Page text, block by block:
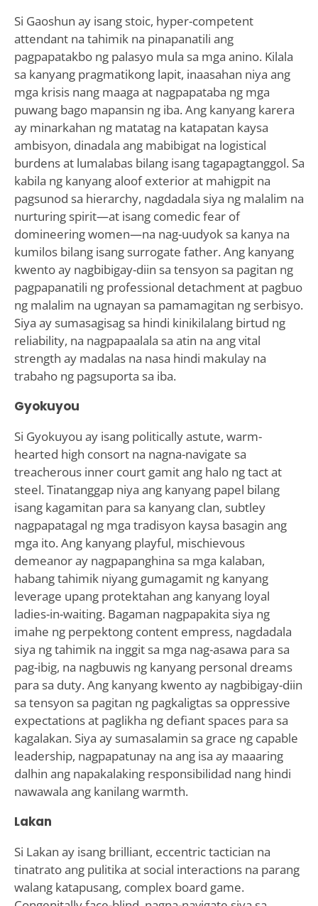
Si Gaoshun ay isang stoic, hyper-competent
attendant na tahimik na pinapanatili ang
pagpapatakbo ng palasyo mula sa mga anino. Kilala
sa kanyang pragmatikong lapit, inaasahan niya ang
mga krisis nang maaga at nagpapataba ng mga
puwang bago mapansin ng iba. Ang kanyang karera
ay minarkahan ng matatag na katapatan kaysa
ambisyon, dinadala ang mabibigat na logistical
burdens at lumalabas bilang isang tagapagtanggol. Sa
kabila ng kanyang aloof exterior at mahigpit na
pagsunod sa hierarchy, nagdadala siya ng malalim na
nurturing spirit—at isang comedic fear of
domineering women—na nag-uudyok sa kanya na
kumilos bilang isang surrogate father. Ang kanyang
kwento ay nagbibigay-diin sa tensyon sa pagitan ng
pagpapanatili ng professional detachment at pagbuo
ng malalim na ugnayan sa pamamagitan ng serbisyo.
Siya ay sumasagisag sa hindi kinikilalang birtud ng
reliability, na nagpapaalala sa atin na ang vital
strength ay madalas na nasa hindi makulay na
trabaho ng pagsuporta sa iba.
Gyokuyou
Si Gyokuyou ay isang politically astute, warm-
hearted high consort na nagna-navigate sa
treacherous inner court gamit ang halo ng tact at
steel. Tinatanggap niya ang kanyang papel bilang
isang kagamitan para sa kanyang clan, subtley
nagpapatagal ng mga tradisyon kaysa basagin ang
mga ito. Ang kanyang playful, mischievous
demeanor ay nagpapanghina sa mga kalaban,
habang tahimik niyang gumagamit ng kanyang
leverage upang protektahan ang kanyang loyal
ladies-in-waiting. Bagaman nagpapakita siya ng
imahe ng perpektong content empress, nagdadala
siya ng tahimik na inggit sa mga nag-asawa para sa
pag-ibig, na nagbuwis ng kanyang personal dreams
para sa duty. Ang kanyang kwento ay nagbibigay-diin
sa tensyon sa pagitan ng pagkaligtas sa oppressive
expectations at paglikha ng defiant spaces para sa
kagalakan. Siya ay sumasalamin sa grace ng capable
leadership, nagpapatunay na ang isa ay maaaring
dalhin ang napakalaking responsibilidad nang hindi
nawawala ang kanilang warmth.
Lakan
Si Lakan ay isang brilliant, eccentric tactician na
tinatrato ang pulitika at social interactions na parang
walang katapusang, complex board game.